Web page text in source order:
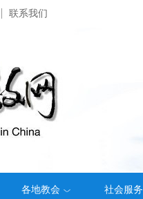
联系我们
各地教会 社会服务